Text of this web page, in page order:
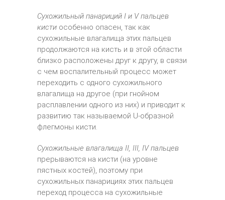
Сухожильный панариций I и V пальцев
кисти особенно опасен, так как
сухожильные влагалища этих пальцев
продолжаются на кисть и в этой области
близко расположены друг к другу, в связи
с чем воспалительный процесс может
переходить с одного сухожильного
влагалища на другое (при гнойном
расплавлении одного из них) и приводит к
развитию так называемой U-образной
флегмоны кисти.
Сухожильные влагалища II, III, IV пальцев
прерываются на кисти (на уровне
пястных костей), поэтому при
сухожильных панарициях этих пальцев
переход процесса на сухожильные